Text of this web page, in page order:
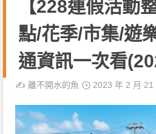
【228連假活動
點/花季/市集/遊
通資訊一次看
✍️離不開水的魚 2023 年 2 月 21